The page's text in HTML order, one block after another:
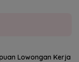
Lowongan Kerja